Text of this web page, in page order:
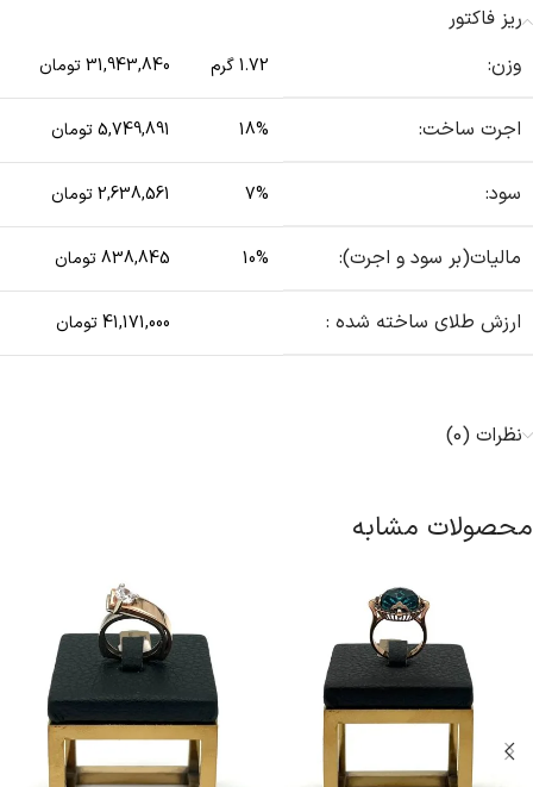
ریز فاکتور
وزن:
1.72 گرم 31,943,840 تومان
اجرت ساخت: 18% 5,749,891 تومان
سود: 7% 2,638,561 تومان
مالیات(بر سود و اجرت): 10% 838,845 تومان
ارزش طلای ساخته شده : 41,171,000 تومان
نظرات (0)
محصولات مشابه